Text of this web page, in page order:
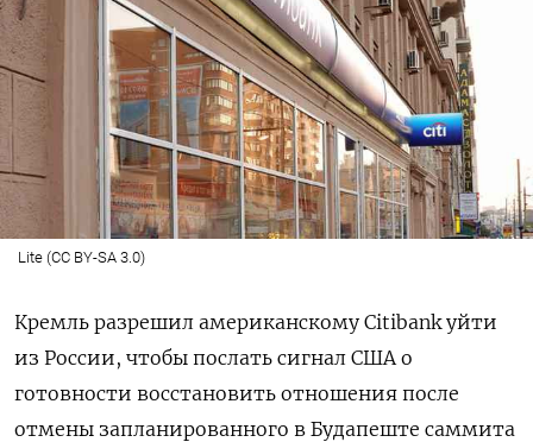
Lite (CC BY-SA 3.0)
Кремль разрешил американскому Citibank уйти
из России, чтобы послать сигнал США о
готовности восстановить отношения после
отмены запланированного в Будапеште саммита